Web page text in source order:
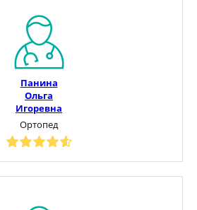
Панина
Ольга
Игоревна
Ортопед